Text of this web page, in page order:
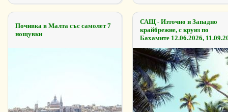
Почивка в Малта със самолет 7
нощувки
САЩ - Източно и Западно
крайбрежиe, с круиз по
Бахамите 12.06.2026,